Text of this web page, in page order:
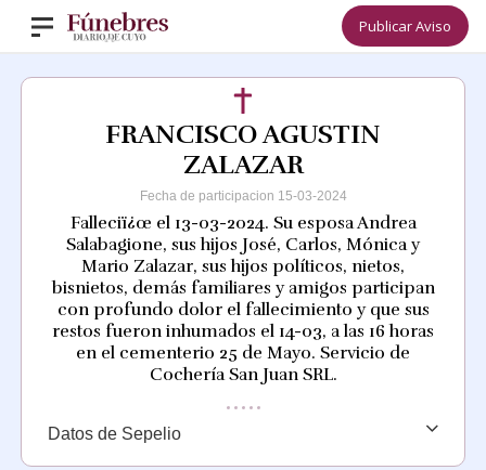
Publicar Aviso
FRANCISCO AGUSTIN
ZALAZAR
Fecha de participacion 15-03-2024
Falleciï¿œ el 13-03-2024. Su esposa Andrea
Salabagione, sus hijos José, Carlos, Mónica y
Mario Zalazar, sus hijos políticos, nietos,
bisnietos, demás familiares y amigos participan
con profundo dolor el fallecimiento y que sus
restos fueron inhumados el 14-03, a las 16 horas
en el cementerio 25 de Mayo. Servicio de
Cochería San Juan SRL.
Datos de Sepelio